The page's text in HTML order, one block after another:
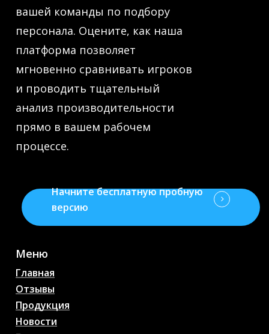
вашей команды по подбору
персонала. Оцените, как наша
платформа позволяет
мгновенно сравнивать игроков
и проводить тщательный
анализ производительности
прямо в вашем рабочем
процессе.
Начните бесплатную пробную
версию
Меню
Главная
Отзывы
Продукция
Новости